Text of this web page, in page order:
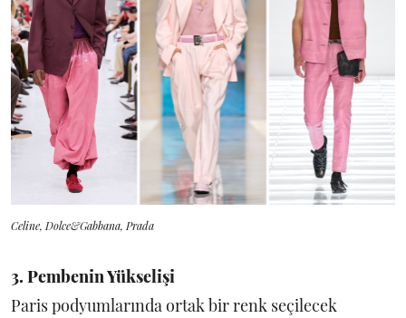
Celine, Dolce&Gabbana, Prada
3. Pembenin Yükselişi
Paris podyumlarında ortak bir renk seçilecek